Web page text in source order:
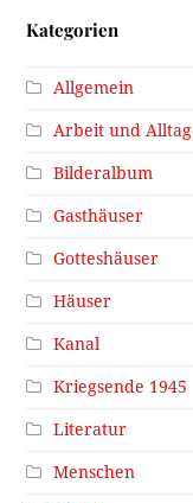
Kategorien
Allgemein
Arbeit und Alltag
Bilderalbum
Gasthäuser
Gotteshäuser
Häuser
Kanal
Kriegsende 1945
Literatur
Menschen